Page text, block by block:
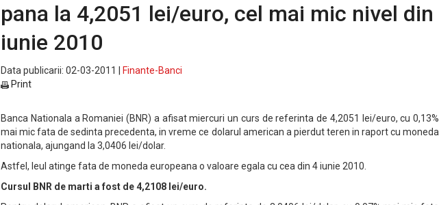
pana la 4,2051 lei/euro, cel mai mic nivel din
iunie 2010
Data publicarii: 02-03-2011 |
Finante-Banci
Print
Banca Nationala a Romaniei (BNR) a afisat miercuri un curs de referinta de 4,2051 lei/euro, cu 0,13%
mai mic fata de sedinta precedenta, in vreme ce dolarul american a pierdut teren in raport cu moneda
nationala, ajungand la 3,0406 lei/dolar.
Astfel, leul atinge fata de moneda europeana o valoare egala cu cea din 4 iunie 2010.
Cursul BNR de marti a fost de 4,2108 lei/euro.